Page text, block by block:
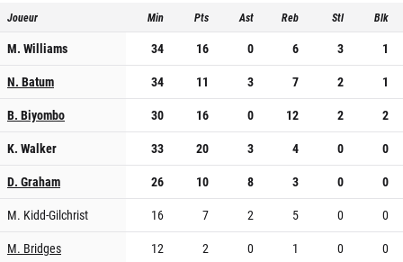
Joueur Min Pts Ast Reb Stl Blk
M. Williams 34 16 0 6 3
1
N. Batum
34 11 3 7 2
1
B. Biyombo
30 16 0 12 2
2
K. Walker
33 20 3 4 0
0
D. Graham
26 10 8 3 0
0
M. Kidd-Gilchrist
16 7 2 5 0
0
M. Bridges
12 2 0 1 0
0